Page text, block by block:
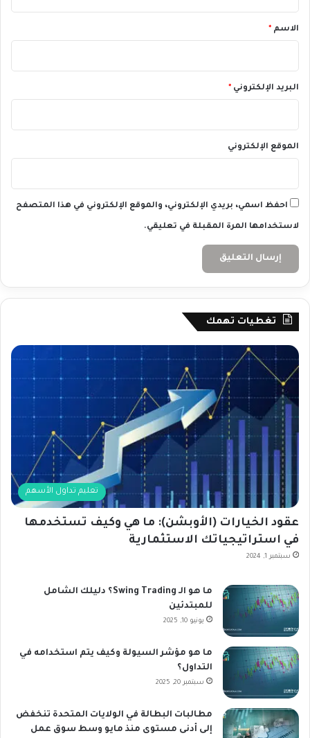
ر
ا
ئ
ة
*الاسم *
البريد الإلكتروني *
الموقع الإلكتروني
احفظ اسمي، بريدي الإلكتروني، والموقع الإلكتروني في هذا المتصفح
لاستخدامها المرة المقبلة في تعليقي.
تغطيات تهمك
تعليم تداول الأسهم
عقود الخيارات (الأوبشن): ما هي وكيف تستخدمها
في استراتيجياتك الاستثمارية
سبتمبر 1, 2024
ما هو الـ Swing Trading؟ دليلك الشامل
للمبتدئين
يونيو 10, 2025
ما هو مؤشر السيولة وكيف يتم استخدامه في
التداول؟
سبتمبر 20, 2025
مطالبات البطالة في الولايات المتحدة تنخفض
إلى أدنى مستوى منذ مايو وسط سوق عمل